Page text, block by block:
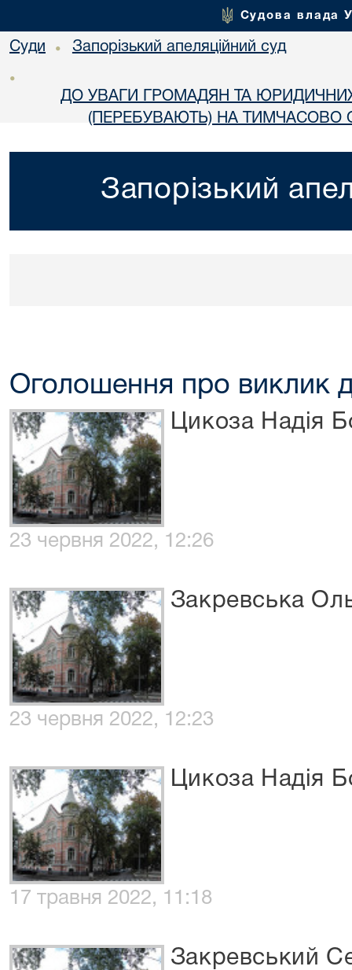
Судова влада
Суди • Запорізький апеляційний суд
•
ДО УВАГИ ГРОМАДЯН ТА
(ПЕРЕБУВАЮТЬ) НА ТИМЧАСОВО
Запорізький
Оголошення про виклик
Цикоза Надія
23 червня 2022, 12:26
Закревська
23 червня 2022, 12:23
Цикоза Надія
17 травня 2022, 11:18
Закревський